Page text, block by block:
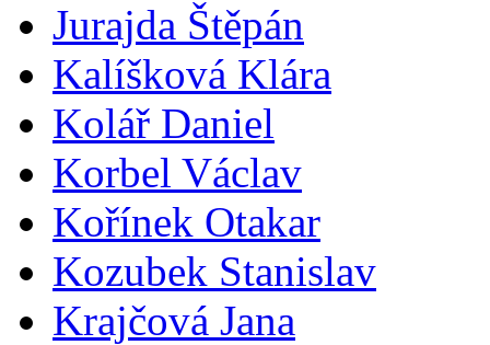
Jurajda Štěpán
Kalíšková Klára
Kolář Daniel
Korbel Václav
Kořínek Otakar
Kozubek Stanislav
Krajčová Jana